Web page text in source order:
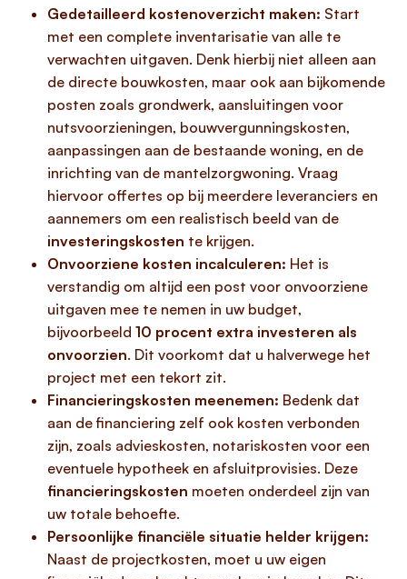
Gedetailleerd kostenoverzicht maken: Start
met een complete inventarisatie van alle te
verwachten uitgaven. Denk hierbij niet alleen aan
de directe bouwkosten, maar ook aan bijkomende
posten zoals grondwerk, aansluitingen voor
nutsvoorzieningen, bouwvergunningskosten,
aanpassingen aan de bestaande woning, en de
inrichting van de mantelzorgwoning. Vraag
hiervoor offertes op bij meerdere leveranciers en
aannemers om een realistisch beeld van de
investeringskosten te krijgen.
Onvoorziene kosten incalculeren: Het is
verstandig om altijd een post voor onvoorziene
uitgaven mee te nemen in uw budget,
bijvoorbeeld 10 procent extra investeren als
onvoorzien. Dit voorkomt dat u halverwege het
project met een tekort zit.
Financieringskosten meenemen: Bedenk dat
aan de financiering zelf ook kosten verbonden
zijn, zoals advieskosten, notariskosten voor een
eventuele hypotheek en afsluitprovisies. Deze
financieringskosten moeten onderdeel zijn van
uw totale behoefte.
Persoonlijke financiële situatie helder krijgen:
Naast de projectkosten, moet u uw eigen